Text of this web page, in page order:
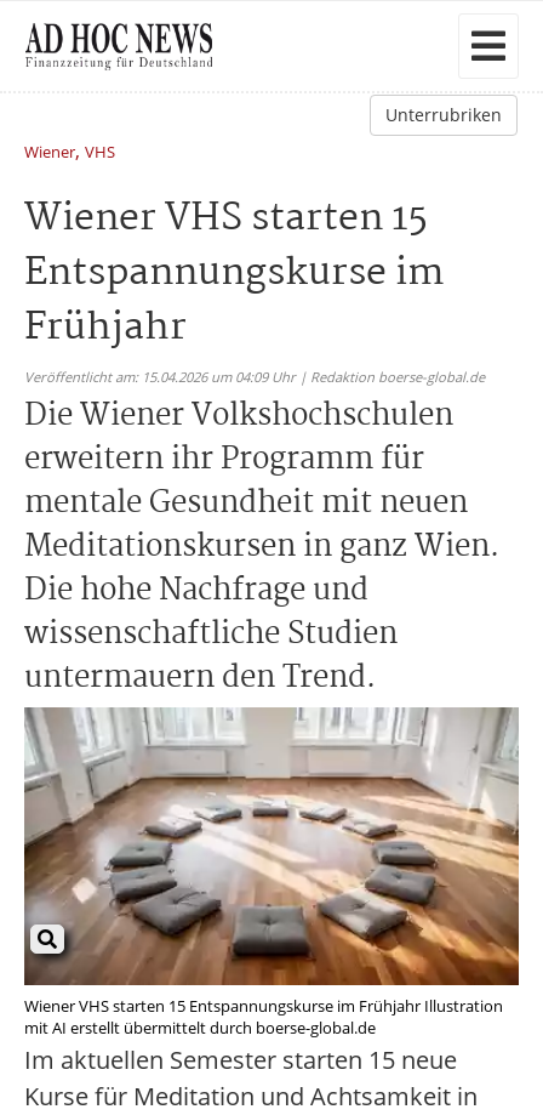
Unterrubriken
Wiener, VHS
Wiener VHS starten 15
Entspannungskurse im
Frühjahr
Veröffentlicht am: 15.04.2026 um 04:09 Uhr | Redaktion boerse-global.de
Die Wiener Volkshochschulen
erweitern ihr Programm für
mentale Gesundheit mit neuen
Meditationskursen in ganz Wien.
Die hohe Nachfrage und
wissenschaftliche Studien
untermauern den Trend.
Wiener VHS starten 15 Entspannungskurse im Frühjahr Illustration
mit AI erstellt übermittelt durch boerse-global.de
Im aktuellen Semester starten 15 neue
Kurse für Meditation und Achtsamkeit in